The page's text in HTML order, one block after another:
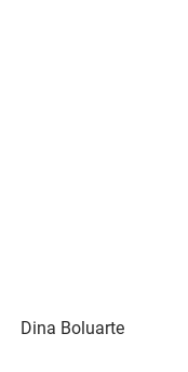
Dina Boluarte